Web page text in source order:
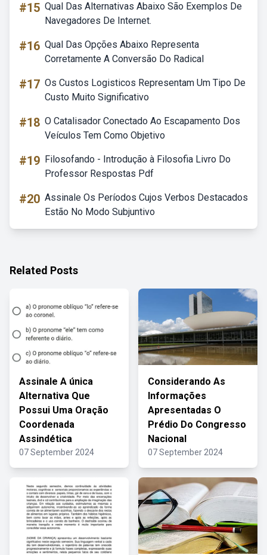
#15 Qual Das Alternativas Abaixo São Exemplos De
Navegadores De Internet.
#16 Qual Das Opções Abaixo Representa
Corretamente A Conversão Do Radical
#17 Os Custos Logisticos Representam Um Tipo De
Custo Muito Significativo
#18 O Catalisador Conectado Ao Escapamento Dos
Veículos Tem Como Objetivo
#19 Filosofando - Introdução à Filosofia Livro Do
Professor Respostas Pdf
#20 Assinale Os Períodos Cujos Verbos Destacados
Estão No Modo Subjuntivo
Related Posts
Assinale A única
Alternativa Que
Possui Uma Oração
Coordenada
Assindética
07 September 2024
Considerando As
Informações
Apresentadas O
Prédio Do Congresso
Nacional
07 September 2024